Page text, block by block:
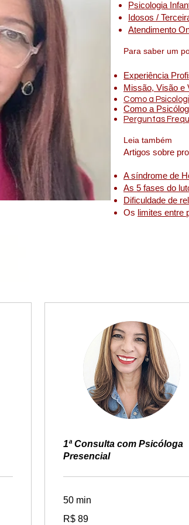
o Pertencimento e a Perda de
Identidade
são
Psicologia
Idosos /
Atendimento
Para saber um
Experiência
Missão, Visão e
Como a
Como a
Perguntas
Leia também
Artigos sobre
A síndrome de
As 5 fases do
Dificuldade de
Os limites entre
1ª Consulta com Psicóloga
Presencial
50 min
Reais
R$ 89